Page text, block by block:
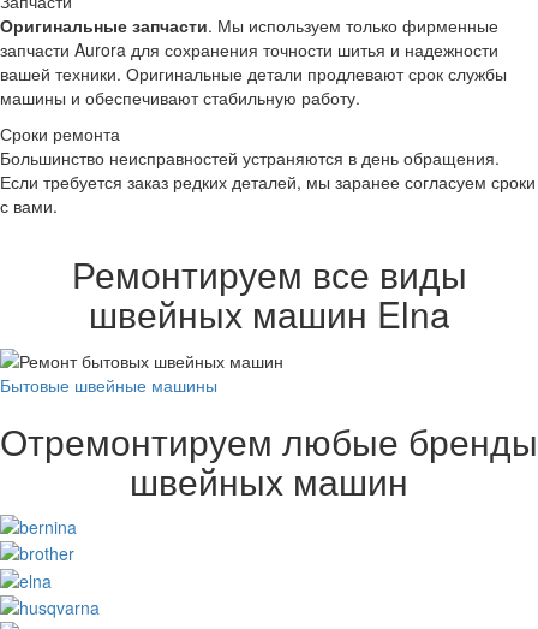
Оригинальные запчасти. Мы используем только фирменные
запчасти Aurora для сохранения точности шитья и надежности
вашей техники. Оригинальные детали продлевают срок службы
машины и обеспечивают стабильную работу.
Сроки ремонта
Большинство неисправностей устраняются в день обращения.
Если требуется заказ редких деталей, мы заранее согласуем сроки
с вами.
Ремонтируем все виды
швейных машин Elna
Бытовые швейные машины
Отремонтируем любые бренды
швейных машин